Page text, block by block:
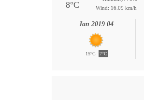
8°C
Wind: 16.09 km/h
04 Jan 2019
15°C 7°C